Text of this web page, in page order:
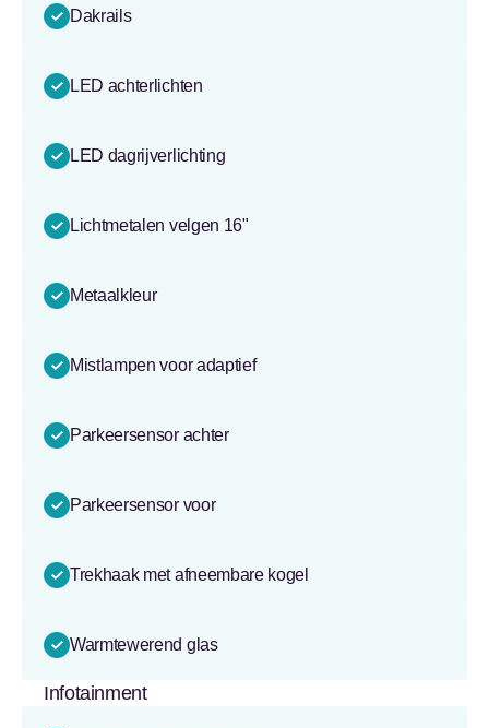
Dakrails
LED achterlichten
LED dagrijverlichting
Lichtmetalen velgen 16"
Metaalkleur
Mistlampen voor adaptief
Parkeersensor achter
Parkeersensor voor
Trekhaak met afneembare kogel
Warmtewerend glas
Infotainment